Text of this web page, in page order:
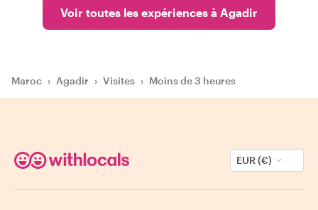
Voir toutes les expériences à Agadir
Maroc › Agadir › Visites › Moins de 3 heures
EUR (€)